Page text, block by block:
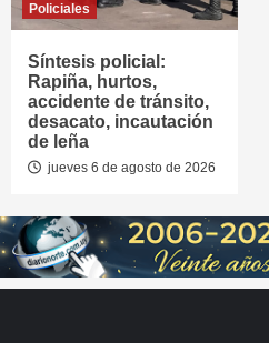
Policiales
Síntesis policial:
Rapiña, hurtos,
accidente de tránsito,
desacato, incautación
de leña
jueves 6 de agosto de 2026